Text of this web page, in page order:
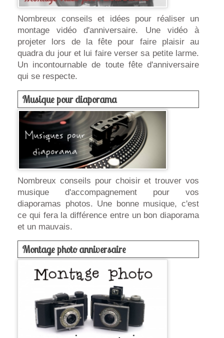
Nombreux conseils et idées pour réaliser un
montage vidéo d'anniversaire. Une vidéo à
projeter lors de la fête pour faire plaisir au
quadra du jour et lui faire verser sa petite larme.
Un incontournable de toute fête d'anniversaire
qui se respecte.
Musique pour diaporama
Nombreux conseils pour choisir et trouver vos
musique d'accompagnement pour vos
diaporamas photos. Une bonne musique, c'est
ce qui fera la différence entre un bon diaporama
et un mauvais.
Montage photo anniversaire